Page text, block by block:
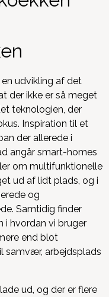
udvikling af det
der ikke er så meget
teknologien, der
Inspiration til et
der allerede i
angår smart-homes
om multifunktionelle
ud af lidt plads, og i
og
Samtidig finder
i hvordan vi bruger
end blot
samvær, arbejdsplads
ud, og der er flere